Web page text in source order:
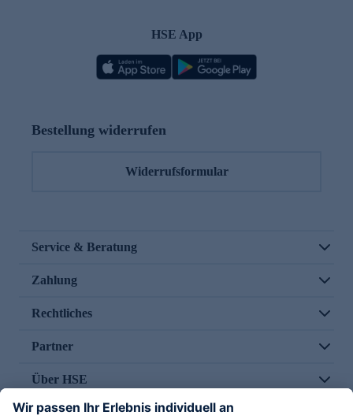
HSE App
Bestellung widerrufen
Widerrufsformular
Service & Beratung
Zahlung
Rechtliches
Partner
Über HSE
Im TV